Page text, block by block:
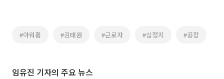
#아워홈 #김태원 #근로자 #심정지 #공장
임유진 기자의 주요 뉴스